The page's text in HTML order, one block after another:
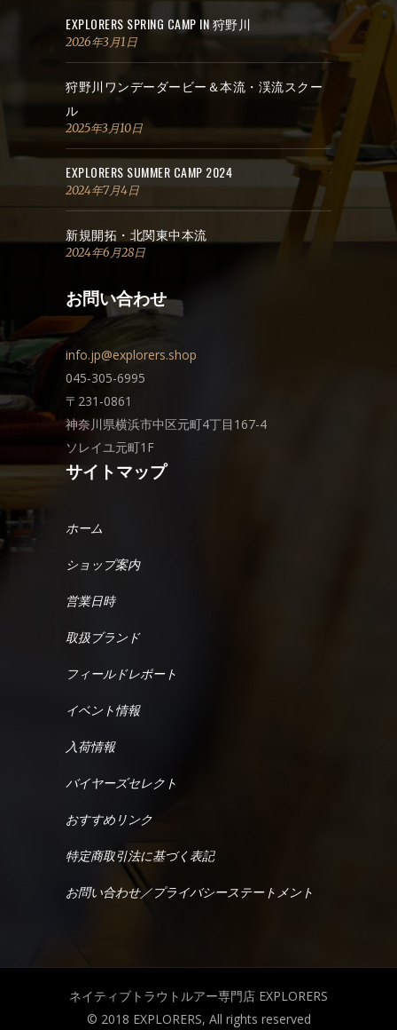
EXPLORERS SPRING CAMP IN 狩野川
2026年3月1日
狩野川ワンデーダービー＆本流・渓流スクー
ル
2025年3月10日
EXPLORERS SUMMER CAMP 2024
2024年7月4日
新規開拓・北関東中本流
2024年6月28日
お問い合わせ
info.jp@explorers.shop
045-305-6995
〒231-0861
神奈川県横浜市中区元町4丁目167-4
ソレイユ元町1F
サイトマップ
ホーム
ショップ案内
営業日時
取扱ブランド
フィールドレポート
イベント情報
入荷情報
バイヤーズセレクト
おすすめリンク
特定商取引法に基づく表記
お問い合わせ／プライバシーステートメント
ネイティブトラウトルアー専門店 EXPLORERS
© 2018 EXPLORERS, All rights reserved